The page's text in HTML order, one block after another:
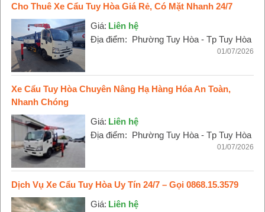
Cho Thuê Xe Cẩu Tuy Hòa Giá Rẻ, Có Mặt Nhanh 24/7
Giá: Liên hệ
Địa điểm: Phường Tuy Hòa - Tp Tuy Hòa
01/07/2026
Xe Cẩu Tuy Hòa Chuyên Nâng Hạ Hàng Hóa An Toàn,
Nhanh Chóng
Giá: Liên hệ
Địa điểm: Phường Tuy Hòa - Tp Tuy Hòa
01/07/2026
Dịch Vụ Xe Cẩu Tuy Hòa Uy Tín 24/7 – Gọi 0868.15.3579
Giá: Liên hệ